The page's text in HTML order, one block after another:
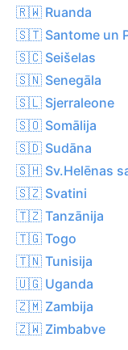
🇷🇼 Ruanda
🇸🇹 Santome un
🇸🇨 Seišelas
🇸🇳 Senegāla
🇸🇱 Sjerraleone
🇸🇴 Somālija
🇸🇩 Sudāna
🇸🇭 Sv.Helēnas
🇸🇿 Svatini
🇹🇿 Tanzānija
🇹🇬 Togo
🇹🇳 Tunisija
🇺🇬 Uganda
🇿🇲 Zambija
🇿🇼 Zimbabve